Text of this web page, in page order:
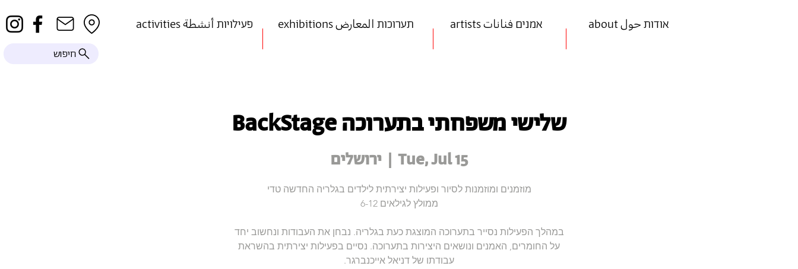
חיפוש
activities פעילויות أنشطة exhibitions תערוכות المعارض artists אמנים فنانات about אודות حول
שלישי משפחתי בתערוכה BackStage
Tue, Jul 15
  |
ירושלים
במהלך הפעילות נסייר בתערוכה המוצגת כעת בגלריה. נבחן את העבודות ונחשוב יחד
על החומרים, האמנים ונושאים היצירות בתערוכה. נסיים בפעילות יצירתית בהשראת
עבודתו של דניאל אייכנברגר.